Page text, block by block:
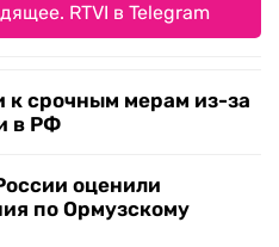
RTVI в Telegram
к срочным мерам из-за
в РФ
оценили
по Ормузскому